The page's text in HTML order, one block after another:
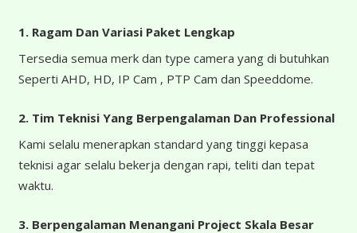
1. Ragam Dan Variasi Paket Lengkap
Tersedia semua merk dan type camera yang di butuhkan
Seperti AHD, HD, IP Cam , PTP Cam dan Speeddome.
2. Tim Teknisi Yang Berpengalaman Dan Professional
Kami selalu menerapkan standard yang tinggi kepasa
teknisi agar selalu bekerja dengan rapi, teliti dan tepat
waktu.
3. Berpengalaman Menangani Project Skala Besar